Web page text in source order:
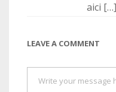
aici […]
LEAVE A COMMENT